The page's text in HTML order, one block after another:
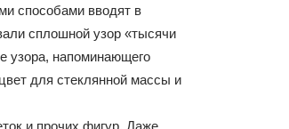
способами вводят в
сплошной узор «тысячи
узора, напоминающего
для стеклянной массы и
и прочих фигур. Даже